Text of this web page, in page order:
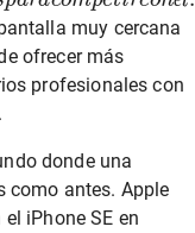
é
muy cercana
ofrecer más
profesionales con
donde una
como antes. Apple
iPhone SE en